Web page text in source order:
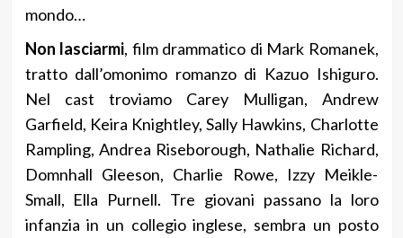
mondo…
Non lasciarmi, film drammatico di Mark Romanek,
tratto dall’omonimo romanzo di Kazuo Ishiguro.
Nel cast troviamo Carey Mulligan, Andrew
Garfield, Keira Knightley, Sally Hawkins, Charlotte
Rampling, Andrea Riseborough, Nathalie Richard,
Domnhall Gleeson, Charlie Rowe, Izzy Meikle-
Small, Ella Purnell. Tre giovani passano la loro
infanzia in un collegio inglese, sembra un posto